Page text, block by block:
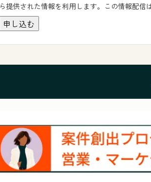
ら提供された情報を利用します。この情報配